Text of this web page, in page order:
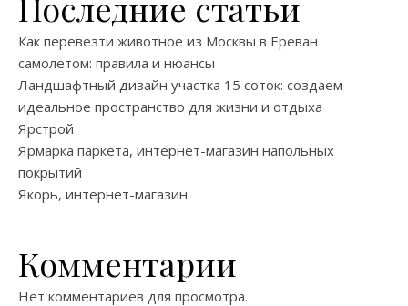
Как перевезти животное из Москвы в Ереван
самолетом: правила и нюансы
Ландшафтный дизайн участка 15 соток: создаем
идеальное пространство для жизни и отдыха
Ярстрой
Ярмарка паркета, интернет-магазин напольных
покрытий
Якорь, интернет-магазин
Комментарии
Нет комментариев для просмотра.